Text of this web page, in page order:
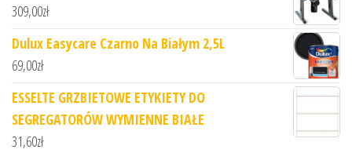
309,00zł
Dulux Easycare Czarno Na Białym 2,5L
69,00zł
ESSELTE GRZBIETOWE ETYKIETY DO
SEGREGATORÓW WYMIENNE BIAŁE
31,60zł